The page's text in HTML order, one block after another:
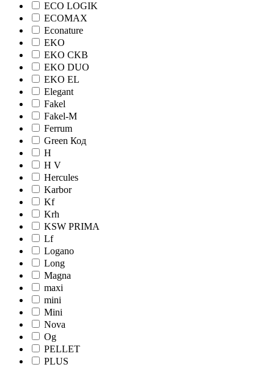
ECO LOGIK
ECOMAX
Econature
EKO
EKO CKB
EKO DUO
EKO EL
Elegant
Fakel
Fakel-M
Ferrum
Green Код
H
H V
Hercules
Karbor
Kf
Krh
KSW PRIMA
Lf
Logano
Long
Magna
maxi
mini
Mini
Nova
Og
PELLET
PLUS